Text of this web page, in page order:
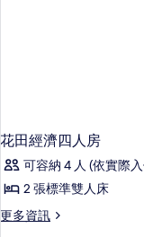
花田經濟四人房
可容納 4 人 (依實際
2 張標準雙人床
更多資訊
更